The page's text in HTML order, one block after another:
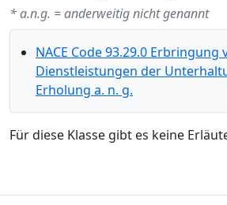
* a.n.g. = anderweitig nicht genannt
NACE Code 93.29.0 Erbringung
Dienstleistungen der
Erholung a. n. g.
Für diese Klasse gibt es keine